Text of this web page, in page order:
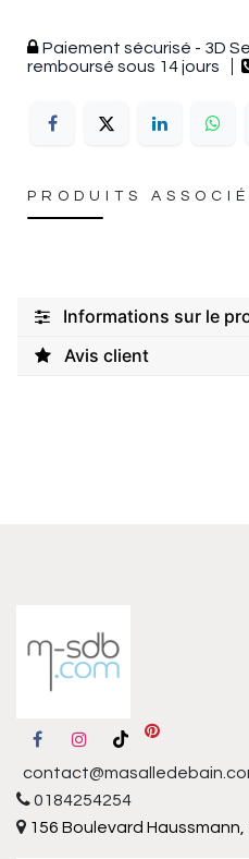
Paiement sécurisé - 3D
remboursé sous 14 jours
PRODUITS
Informations sur le
Avis client
0184254254
156 Boulevard Haussmann,